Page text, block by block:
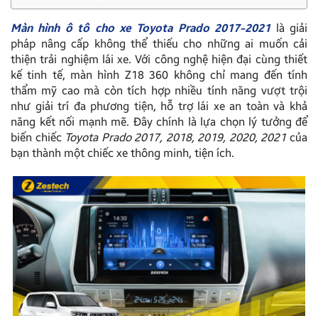
Màn hình ô tô cho xe Toyota Prado 2017-2021là giải
pháp nâng cấp không thể thiếu cho những ai muốn cải
thiện trải nghiệm lái xe. Với công nghệ hiện đại cùng thiết
kế tinh tế, màn hình Z18 360 không chỉ mang đến tính
thẩm mỹ cao mà còn tích hợp nhiều tính năng vượt trội
như giải trí đa phương tiện, hỗ trợ lái xe an toàn và khả
năng kết nối mạnh mẽ. Đây chính là lựa chọn lý tưởng để
biến chiếc Toyota Prado 2017, 2018, 2019, 2020, 2021của
bạn thành một chiếc xe thông minh, tiện ích.